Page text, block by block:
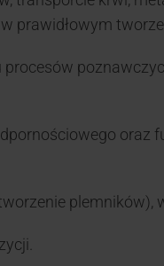
prawidłowym
procesów
oraz